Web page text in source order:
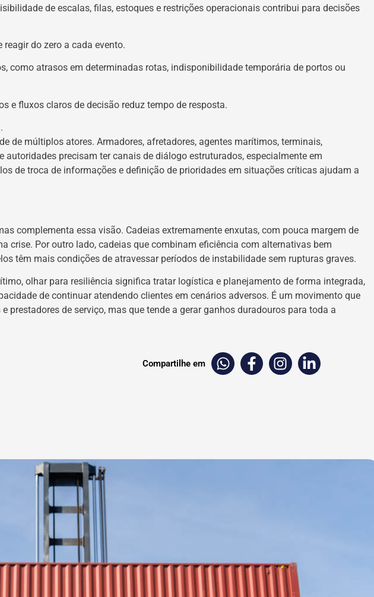
de escalas, filas, estoques e restrições operacionais contribui para decisões
do zero a cada evento.
como atrasos em determinadas rotas, indisponibilidade temporária de portos ou
e fluxos claros de decisão reduz tempo de resposta.
de múltiplos atores. Armadores, afretadores, agentes marítimos, terminais,
autoridades precisam ter canais de diálogo estruturados, especialmente em
de troca de informações e definição de prioridades em situações críticas ajudam a
complementa essa visão. Cadeias extremamente enxutas, com pouca margem de
crise. Por outro lado, cadeias que combinam eficiência com alternativas bem
têm mais condições de atravessar períodos de instabilidade sem rupturas graves.
olhar para resiliência significa tratar logística e planejamento de forma integrada,
de continuar atendendo clientes em cenários adversos. É um movimento que
prestadores de serviço, mas que tende a gerar ganhos duradouros para toda a
Compartilhe em